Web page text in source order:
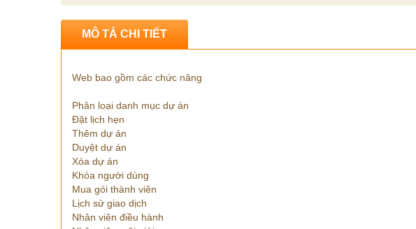
MÔ TẢ CHI TIẾT
Web bao gồm các chức năng
Phân loại danh mục dự án
Đặt lịch hẹn
Thêm dự án
Duyệt dự án
Xóa dự án
Khóa người dùng
Mua gói thành viên
Lịch sử giao dịch
Nhân viên điều hành